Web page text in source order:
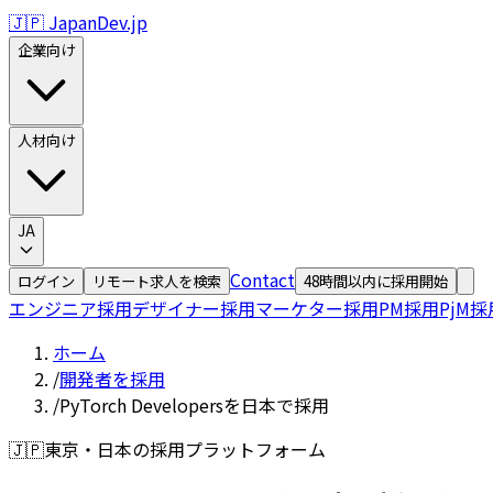
🇯🇵 JapanDev.jp
企業向け
人材向け
JA
ログイン リモート求人を検索 Contact 48時間以内に採用開始
エンジニア採用デザイナー採用マーケター採用PM採用PjM採
ホーム
/開発者を採用
/PyTorch Developersを日本で採用
🇯🇵東京・日本の採用プラットフォーム